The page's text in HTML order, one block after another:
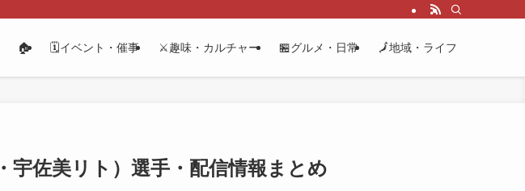
🏠 🗓️イベント・催事 ⚔️趣味・カルチャー 🏪グルメ・日常 🗾地域・ライフ
宇佐美リト）選手・配信情報まとめ